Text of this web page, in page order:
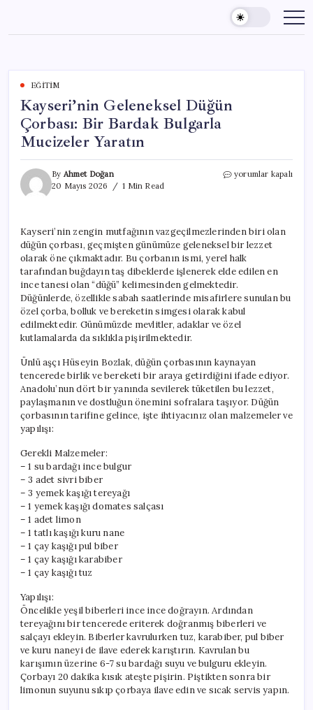
content
EĞITIM
Kayseri’nin Geleneksel Düğün
Çorbası: Bir Bardak Bulgarla
Mucizeler Yaratın
By Ahmet Doğan
20 Mayıs 2026
1 Min Read
Kayseri’nin
Bardak
Bulgarla
Mucizeler
Yaratın
yorumlar kapalı
Kayseri’nin zengin mutfağının vazgeçilmezlerinden biri olan
düğün çorbası, geçmişten günümüze geleneksel bir lezzet
olarak öne çıkmaktadır. Bu çorbanın ismi, yerel halk
tarafından buğdayın taş dibeklerde işlenerek elde edilen en
ince tanesi olan “düğü” kelimesinden gelmektedir.
Düğünlerde, özellikle sabah saatlerinde misafirlere sunulan bu
özel çorba, bolluk ve bereketin simgesi olarak kabul
edilmektedir. Günümüzde mevlitler, adaklar ve özel
kutlamalarda da sıklıkla pişirilmektedir.
Ünlü aşçı Hüseyin Bozlak, düğün çorbasının kaynayan
tencerede birlik ve bereketi bir araya getirdiğini ifade ediyor.
Anadolu’nun dört bir yanında sevilerek tüketilen bu lezzet,
paylaşmanın ve dostluğun önemini sofralara taşıyor. Düğün
çorbasının tarifine gelince, işte ihtiyacınız olan malzemeler ve
yapılışı:
Gerekli Malzemeler:
– 1 su bardağı ince bulgur
– 3 adet sivri biber
– 3 yemek kaşığı tereyağı
– 1 yemek kaşığı domates salçası
– 1 adet limon
– 1 tatlı kaşığı kuru nane
– 1 çay kaşığı pul biber
– 1 çay kaşığı karabiber
– 1 çay kaşığı tuz
Yapılışı:
Öncelikle yeşil biberleri ince ince doğrayın. Ardından
tereyağını bir tencerede eriterek doğranmış biberleri ve
salçayı ekleyin. Biberler kavrulurken tuz, karabiber, pul biber
ve kuru naneyi de ilave ederek karıştırın. Kavrulan bu
karışımın üzerine 6-7 su bardağı suyu ve bulguru ekleyin.
Çorbayı 20 dakika kısık ateşte pişirin. Piştikten sonra bir
limonun suyunu sıkıp çorbaya ilave edin ve sıcak servis yapın.